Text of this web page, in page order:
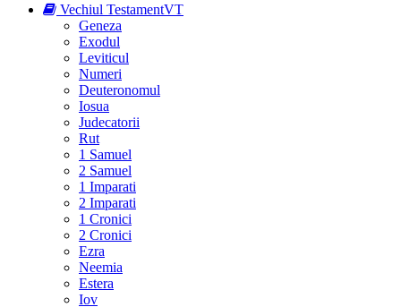
Vechiul TestamentVT
Geneza
Exodul
Leviticul
Numeri
Deuteronomul
Iosua
Judecatorii
Rut
1 Samuel
2 Samuel
1 Imparati
2 Imparati
1 Cronici
2 Cronici
Ezra
Neemia
Estera
Iov